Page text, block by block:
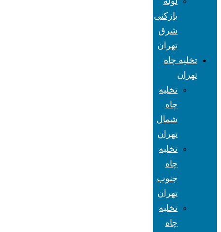
بازکنی
شرق
تهران
تخلیه چاه
تهران
تخلیه
چاه
شمال
تهران
تخلیه
چاه
جنوب
تهران
تخلیه
چاه